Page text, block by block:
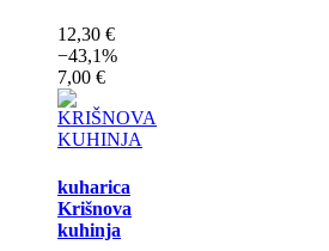
12,30 €
−43,1%
7,00 €
kuharica
Krišnova
kuhinja